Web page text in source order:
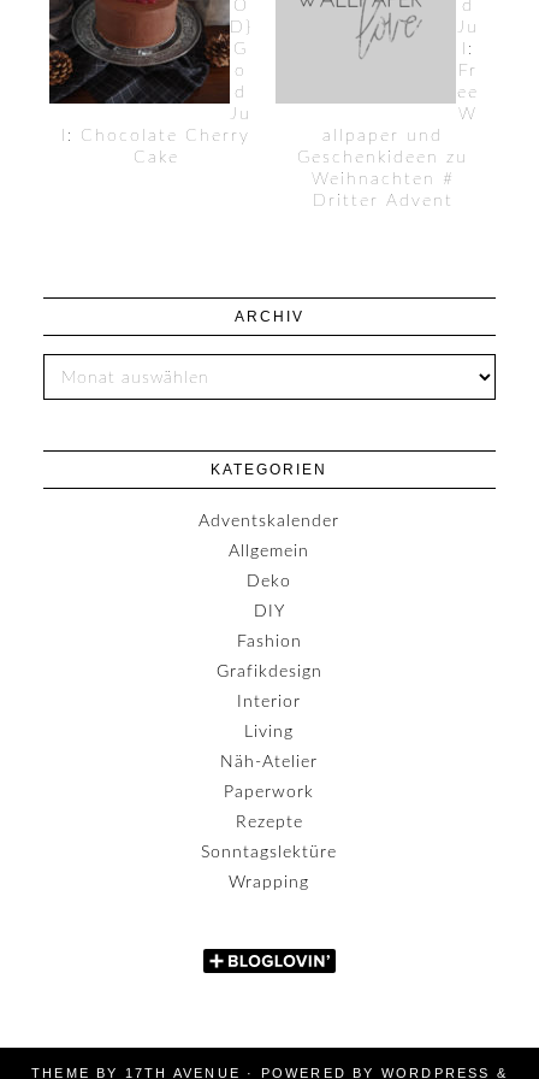
O
D}
G
o
d
Ju
l: Chocolate Cherry
Cake
d
Ju
l:
Fr
ee
W
allpaper und
Geschenkideen zu
Weihnachten #
Dritter Advent
ARCHIV
KATEGORIEN
Adventskalender
Allgemein
Deko
DIY
Fashion
Grafikdesign
Interior
Living
Näh-Atelier
Paperwork
Rezepte
Sonntagslektüre
Wrapping
THEME BY 17TH AVENUE · POWERED BY WORDPRESS &